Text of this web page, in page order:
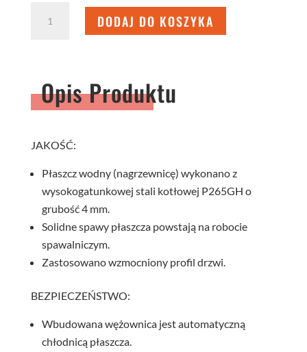
WKŁAD
DODAJ DO KOSZYKA
Opis Produktu
JAKOŚĆ:
Płaszcz wodny (nagrzewnicę) wykonano z
wysokogatunkowej stali kotłowej P265GH o
grubość 4 mm.
Solidne spawy płaszcza powstają na robocie
spawalniczym.
Zastosowano wzmocniony profil drzwi.
BEZPIECZEŃSTWO:
Wbudowana wężownica jest automatyczną
chłodnicą płaszcza.